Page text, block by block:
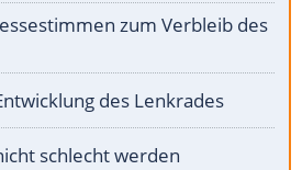
zum Verbleib des
des Lenkrades
schlecht werden